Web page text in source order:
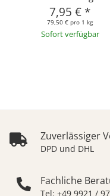
7,95 € *
79,50 € pro 1 kg
Sofort verfügbar
Zuverlässiger
DPD und DHL
Fachliche
Tel: +49 9921 /